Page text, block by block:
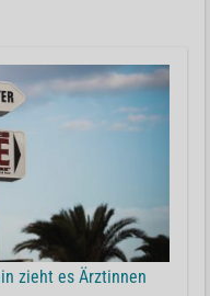
zieht es Ärztinnen